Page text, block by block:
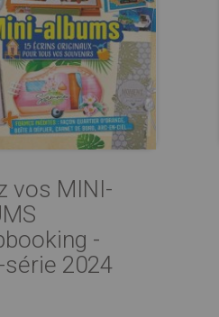
vos MINI-
-
2024